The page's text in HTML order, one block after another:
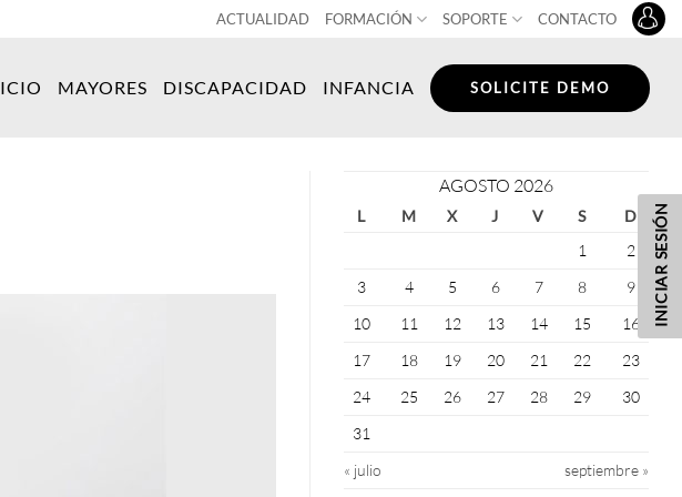
ACTUALIDAD FORMACIÓN SOPORTE CONTACTO
MAYORES DISCAPACIDAD INFANCIA SOLICITE DEMO
AGOSTO 2026
L M X J V S
D
1
2
3
4 5 6 7 8
9
10
11 12 13 14 15
16
17
18 19 20 21 22
23
24
25 26 27 28 29
30
31
« julio
septiembre »
INICIAR SESIÓN